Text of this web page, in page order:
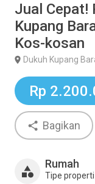
Jual Cepat!
Kupang
Kos-kosan
Dukuh Kupang
Rp
Bagikan
Rumah
Tipe properti